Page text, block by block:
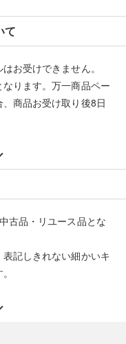
て
お受けできません。
ります。万一商品ペー
商品お受け取り後8日
店頭での返品はお受け
関しては承ることがで
古品・リユース品とな
記しきれない細かいキ